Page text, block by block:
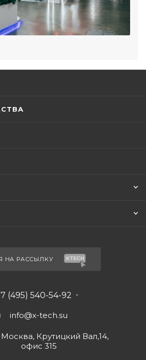
НА РАССЫЛКУ
(495) 540-54-92
info@x-tech.su
Крутицкий Вал,14,
офис 315